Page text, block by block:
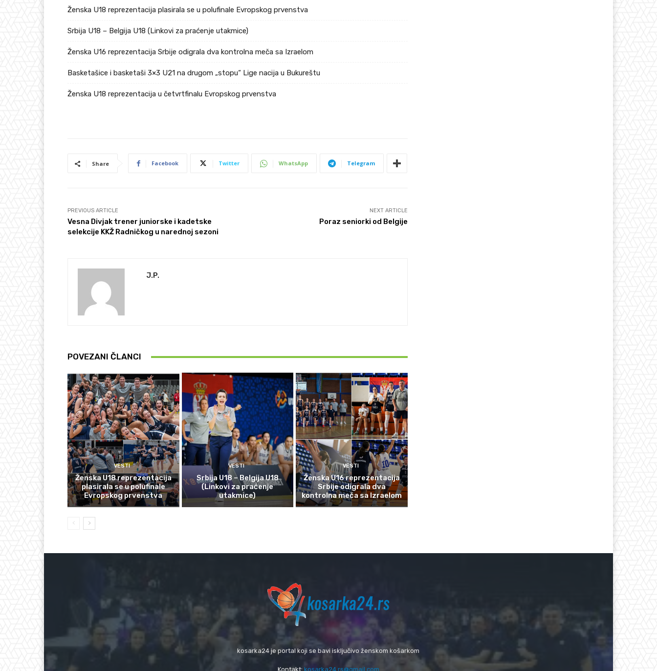
Ženska U18 reprezentacija plasirala se u polufinale Evropskog prvenstva
Srbija U18 – Belgija U18 (Linkovi za praćenje utakmice)
Ženska U16 reprezentacija Srbije odigrala dva kontrolna meča sa Izraelom
Basketašice i basketaši 3×3 U21 na drugom „stopu“ Lige nacija u Bukureštu
Ženska U18 reprezentacija u četvrtfinalu Evropskog prvenstva
Share Facebook Twitter WhatsApp Telegram
PREVIOUS ARTICLE
Vesna Divjak trener juniorske i kadetske
selekcije KKŽ Radničkog u narednoj sezoni
NEXT ARTICLE
Poraz seniorki od Belgije
J.P.
POVEZANI ČLANCI
VESTI
Ženska U18 reprezentacija
plasirala se u polufinale
Evropskog prvenstva
VESTI
Srbija U18 – Belgija U18
(Linkovi za praćenje
utakmice)
VESTI
Ženska U16 reprezentacija
Srbije odigrala dva
kontrolna meča sa Izraelom
kosarka24 je portal koji se bavi isključivo ženskom košarkom
Kontakt: kosarka24.rs@gmail.com